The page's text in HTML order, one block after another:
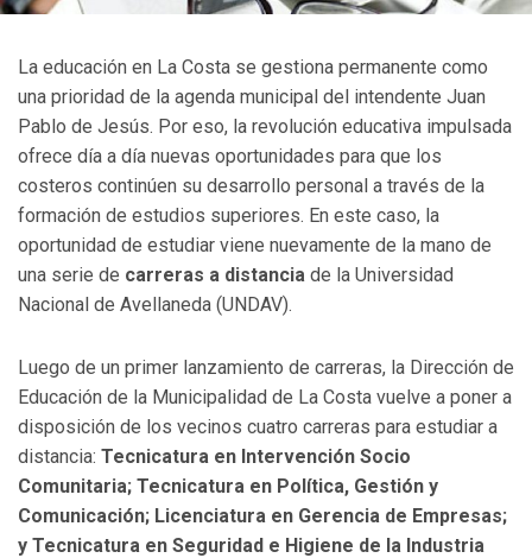
La educación en La Costa se gestiona permanente como
una prioridad de la agenda municipal del intendente Juan
Pablo de Jesús. Por eso, la revolución educativa impulsada
ofrece día a día nuevas oportunidades para que los
costeros continúen su desarrollo personal a través de la
formación de estudios superiores. En este caso, la
oportunidad de estudiar viene nuevamente de la mano de
una serie de carreras a distancia de la Universidad
Nacional de Avellaneda (UNDAV).
Luego de un primer lanzamiento de carreras, la Dirección de
Educación de la Municipalidad de La Costa vuelve a poner a
disposición de los vecinos cuatro carreras para estudiar a
distancia: Tecnicatura en Intervención Socio
Comunitaria; Tecnicatura en Política, Gestión y
Comunicación; Licenciatura en Gerencia de Empresas;
y Tecnicatura en Seguridad e Higiene de la Industria